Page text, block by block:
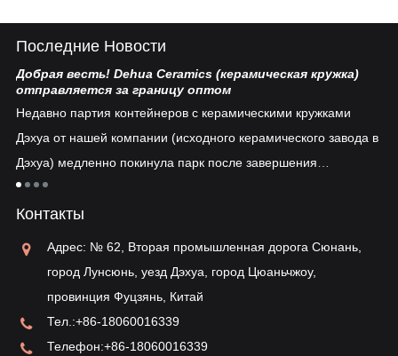
Последние Новости
Добрая весть! Dehua Ceramics (керамическая кружка)
отправляется за границу оптом
Недавно партия контейнеров с керамическими кружками
Дэхуа от нашей компании (исходного керамического завода в
Дэхуа) медленно покинула парк после завершения
таможенного оформления...
Контакты
Адрес: № 62, Вторая промышленная дорога Сюнань,
город Лунсюнь, уезд Дэхуа, город Цюаньчжоу,
провинция Фуцзянь, Китай
Тел.:+86-18060016339
Телефон:+86-18060016339